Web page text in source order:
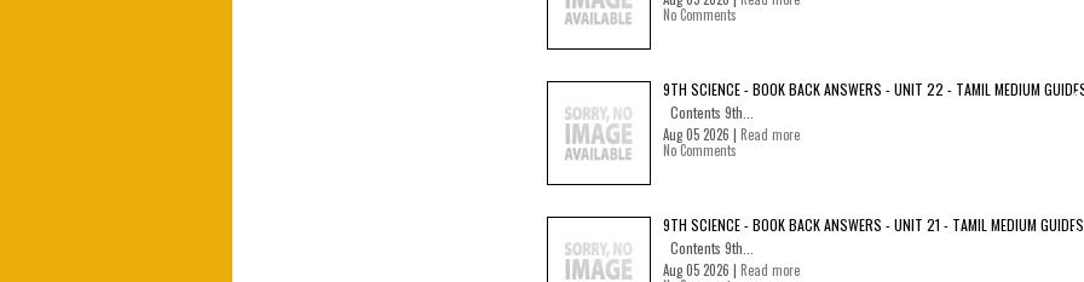
No Comments
9TH SCIENCE - BOOK BACK ANSWERS - UNIT 22 - TAMIL MEDIUM
Contents 9th...
Aug 05 2026 | Read more
No Comments
9TH SCIENCE - BOOK BACK ANSWERS - UNIT 21 - TAMIL MEDIUM GUIDES
Contents 9th...
Aug 05 2026 | Read more